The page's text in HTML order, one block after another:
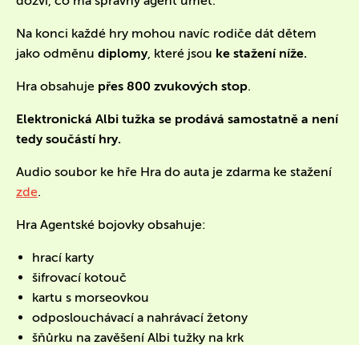
Na konci každé hry mohou navíc rodiče dát dětem
jako odměnu diplomy, které jsou ke stažení níže.
Hra obsahuje přes 800 zvukových stop.
Elektronická Albi tužka se prodává samostatně a není
tedy součástí hry.
Audio soubor ke hře Hra do auta je zdarma ke stažení
zde.
Hra Agentské bojovky obsahuje:
hrací karty
šifrovací kotouč
kartu s morseovkou
odposlouchávací a nahrávací žetony
šňůrku na zavěšení Albi tužky na krk